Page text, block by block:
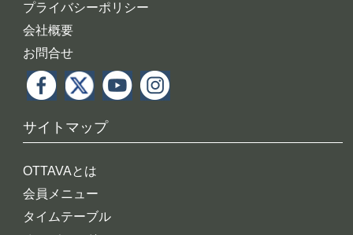
プライバシーポリシー
会社概要
お問合せ
サイトマップ
OTTAVAとは
会員メニュー
タイムテーブル